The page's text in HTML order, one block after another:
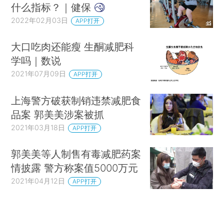
什么指标？｜健保
2022年02月03日 APP打开
大口吃肉还能瘦 生酮减肥科
学吗｜数说
2021年07月09日 APP打开
上海警方破获制销违禁减肥食
品案 郭美美涉案被抓
2021年03月18日 APP打开
郭美美等人制售有毒减肥药案
情披露 警方称案值5000万元
2021年04月12日 APP打开